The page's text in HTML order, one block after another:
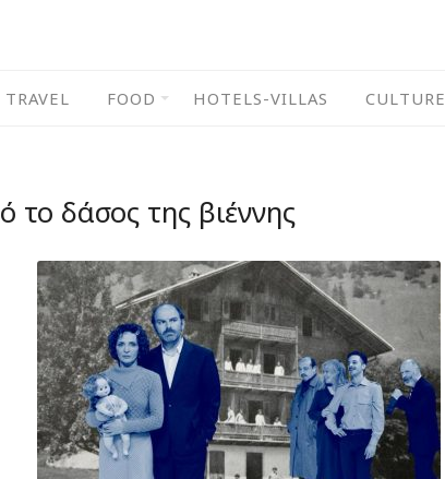
TRAVEL FOOD HOTELS-VILLAS CULTURE
το δάσος της βιέννης